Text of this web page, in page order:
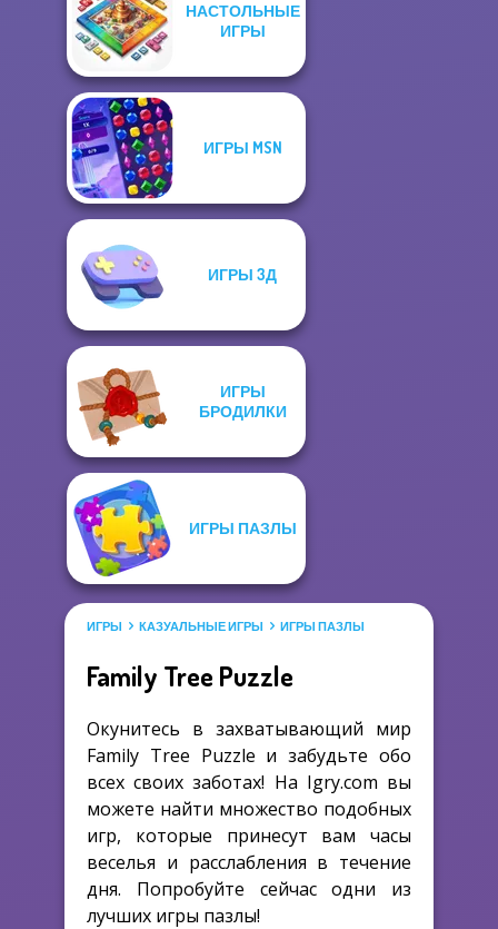
НАСТОЛЬНЫЕ
ИГРЫ
ИГРЫ MSN
ИГРЫ 3Д
ИГРЫ
БРОДИЛКИ
ИГРЫ ПАЗЛЫ
ИГРЫ КАЗУАЛЬНЫЕ ИГРЫ ИГРЫ ПАЗЛЫ
Family Tree Puzzle
Окунитесь в захватывающий мир
Family Tree Puzzle и забудьте обо
всех своих заботах! На Igry.com вы
можете найти множество подобных
игр, которые принесут вам часы
веселья и расслабления в течение
дня. Попробуйте сейчас одни из
лучших игры пазлы!